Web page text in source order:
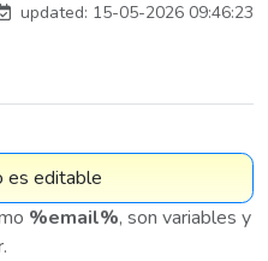
updated: 15-05-2026 09:46:23
%email%, son variables y